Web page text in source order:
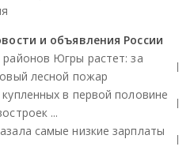
и объявления России
Югры растет: за
лесной пожар
в первой половине
...
самые низкие зарплаты